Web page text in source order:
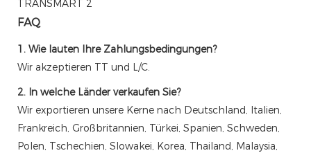
FAQ
1. Wie lauten Ihre Zahlungsbedingungen?
Wir akzeptieren TT und L/C.
2. In welche Länder verkaufen Sie?
Wir exportieren unsere Kerne nach Deutschland, Italien,
Frankreich, Großbritannien, Türkei, Spanien, Schweden,
Polen, Tschechien, Slowakei, Korea, Thailand, Malaysia,